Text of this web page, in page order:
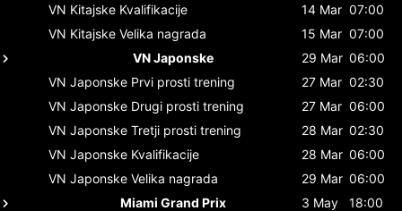
VN Kitajske Kvalifikacije 14 Mar 07:00
VN Kitajske Velika nagrada 15 Mar 07:00
VN Japonske
29 Mar 06:00
VN Japonske Prvi prosti trening 27 Mar 02:30
VN Japonske Drugi prosti trening 27 Mar 06:00
VN Japonske Tretji prosti trening 28 Mar 02:30
VN Japonske Kvalifikacije 28 Mar 06:00
VN Japonske Velika nagrada 29 Mar 06:00
Miami Grand Prix
3 May
18:00